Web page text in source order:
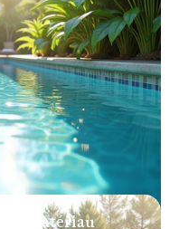
matériau